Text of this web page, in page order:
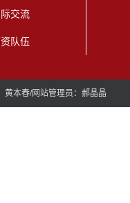
交流
队伍
本春/网站管理员：郝晶晶